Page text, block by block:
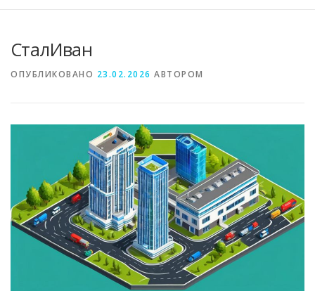
МЕТАЛЛЫ И ОКРУЖАЮЩАЯ СРЕДА
СВОЙСТВА МЕТАЛЛОВ СОРТА МЕТАЛЛОВ
СТАТЬИ
СталИван
ОПУБЛИКОВАНО 23.02.2026 АВТОРОМ